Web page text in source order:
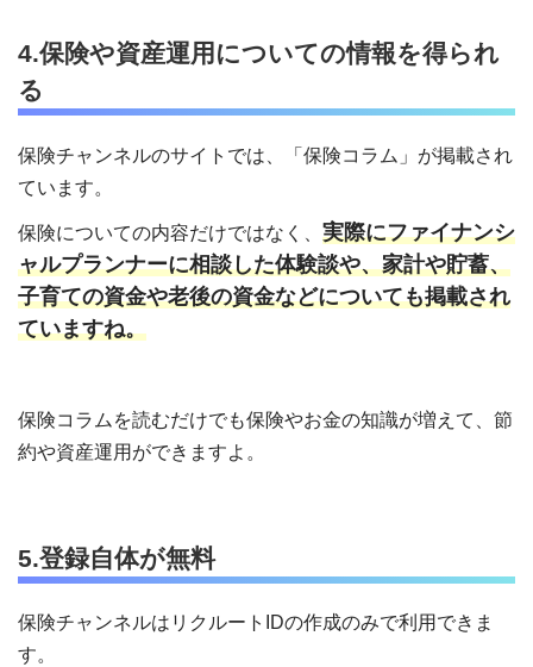
4.保険や資産運用についての情報を得られ
る
保険チャンネルのサイトでは、「保険コラム」が掲載され
ています。
保険についての内容だけではなく、 実際にファイナンシ
ャルプランナーに相談した体験談や、家計や貯蓄、
子育ての資金や老後の資金などについても掲載され
ていますね。
保険コラムを読むだけでも保険やお金の知識が増えて、節
約や資産運用ができますよ。
5.登録自体が無料
保険チャンネルはリクルートIDの作成のみで利用できま
す。